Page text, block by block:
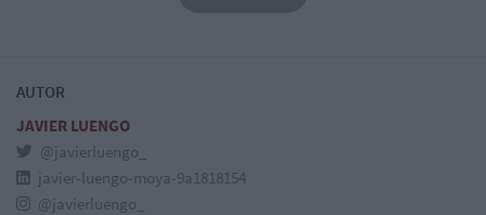
AUTOR
JAVIER LUENGO
@javierluengo_
javier-luengo-moya-9a1818154
@javierluengo_